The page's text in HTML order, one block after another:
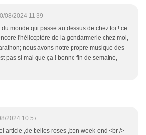
08/2024 11:39
du monde qui passe au dessus de chez toi ! ce
l'hélicoptère de la gendarmerie chez moi,
nous avons notre propre musique des
pas si mal que ça ! bonne fin de semaine,
2024 10:57
article ,de belles roses ,bon week-end <br />